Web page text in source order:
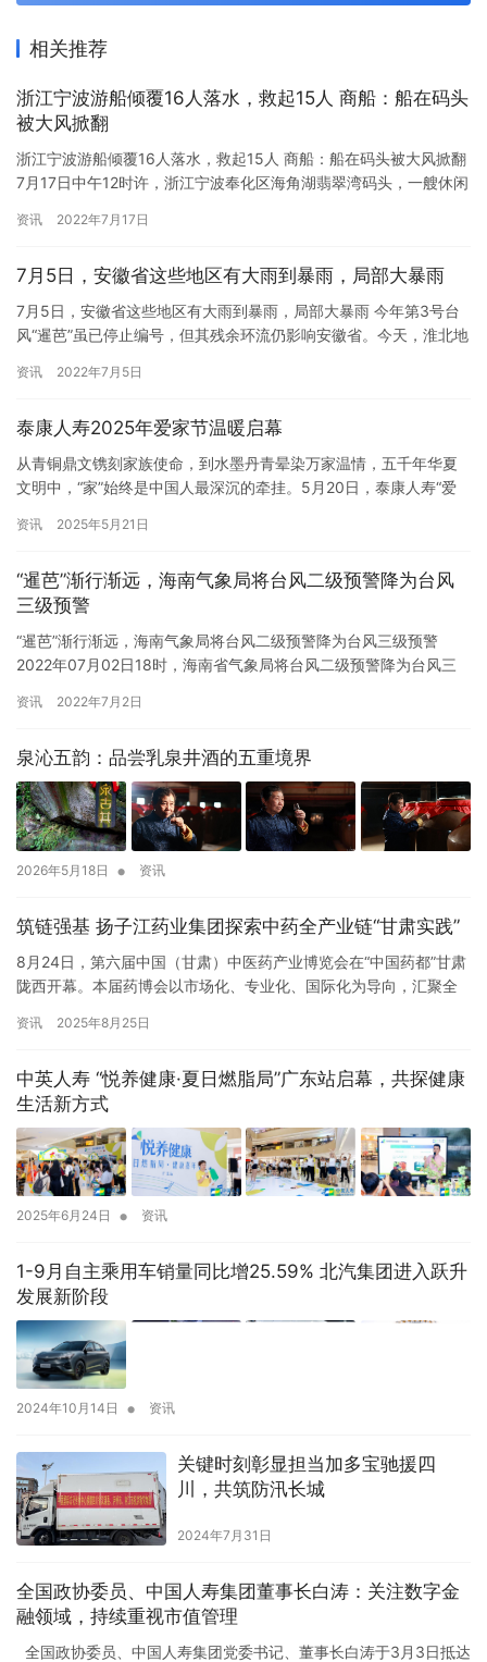
相关推荐
浙江宁波游船倾覆16人落水，救起15人 商船：船在码头
被大风掀翻
浙江宁波游船倾覆16人落水，救起15人 商船：船在码头被大风掀翻
7月17日中午12时许，浙江宁波奉化区海角湖翡翠湾码头，一艘休闲
资讯 2022年7月17日
7月5日，安徽省这些地区有大雨到暴雨，局部大暴雨
7月5日，安徽省这些地区有大雨到暴雨，局部大暴雨 今年第3号台
风“暹芭”虽已停止编号，但其残余环流仍影响安徽省。今天，淮北地
资讯 2022年7月5日
泰康人寿2025年爱家节温暖启幕
从青铜鼎文镌刻家族使命，到水墨丹青晕染万家温情，五千年华夏
文明中，“家”始终是中国人最深沉的牵挂。5月20日，泰康人寿“爱
资讯 2025年5月21日
“暹芭”渐行渐远，海南气象局将台风二级预警降为台风
三级预警
“暹芭”渐行渐远，海南气象局将台风二级预警降为台风三级预警
2022年07月02日18时，海南省气象局将台风二级预警降为台风三
资讯 2022年7月2日
泉沁五韵：品尝乳泉井酒的五重境界
2026年5月18日 • 资讯
筑链强基 扬子江药业集团探索中药全产业链“甘肃实践”
8月24日，第六届中国（甘肃）中医药产业博览会在“中国药都”甘肃
陇西开幕。本届药博会以市场化、专业化、国际化为导向，汇聚全
资讯 2025年8月25日
中英人寿 “悦养健康·夏日燃脂局”广东站启幕，共探健康
生活新方式
2025年6月24日 • 资讯
1-9月自主乘用车销量同比增25.59% 北汽集团进入跃升
发展新阶段
2024年10月14日 • 资讯
关键时刻彰显担当加多宝驰援四
川，共筑防汛长城
2024年7月31日
全国政协委员、中国人寿集团董事长白涛：关注数字金
融领域，持续重视市值管理
全国政协委员、中国人寿集团党委书记、董事长白涛于3月3日抵达